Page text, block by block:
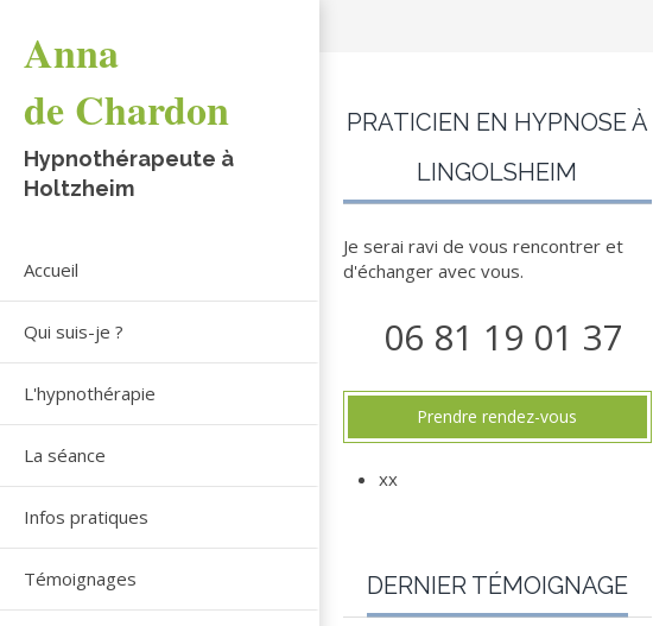
Anna
de Chardon
Hypnothérapeute à
Holtzheim
Accueil
Qui suis-je ?
L'hypnothérapie
La séance
Infos pratiques
Témoignages
PRATICIEN EN HYPNOSE À
LINGOLSHEIM
Je serai ravi de vous rencontrer et
d'échanger avec vous.
06 81 19 01 37
Prendre rendez-vous
xx
DERNIER TÉMOIGNAGE